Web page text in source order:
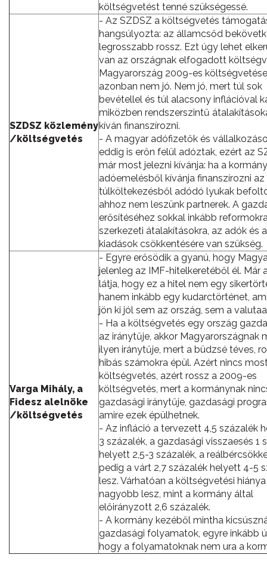
költségvetést tenné szükségessé.
SZDSZ közlemény
/költségvetés
- Az SZDSZ a költségvetés
hangsúlyozta: az államcsőd
legrosszabb rossz. Ezt úgy lehet
van az országnak elfogadott
Magyarország 2009-es költségvetése
azonban nem jó. Nem jó, mert túl sok
bevétellel és túl alacsony inflációval
miközben rendszerszintű
kíván finanszírozni.
- A magyar adófizetők és
eddig is erőn felül adóztak, ezért az
már most jelezni kívánja: ha a kormány
adóemelésből kívánja finanszírozni
túlköltekezésből adódó lyukak
ahhoz nem leszünk partnerek. A
erősítéséhez sokkal inkább
szerkezeti átalakításokra, az adók és
kiadások csökkentésére van szükség.
Varga Mihály, a
Fidesz alelnöke
/költségvetés
- Egyre erősödik a gyanú, hogy
jelenleg az IMF-hitelkeretéből él. Már
látja, hogy ez a hitel nem egy
hanem inkább egy kudarctörténet,
jön ki jól sem az ország, sem a
- Ha a költségvetés egy ország
az iránytűje, akkor Magyarországnak
ilyen iránytűje, mert a büdzsé téves,
hibás számokra épül. Azért nincs
költségvetés, azért rossz a 2009-es
költségvetés, mert a kormánynak
gazdasági iránytűje, gazdasági
amire ezek épülhetnek.
- Az infláció a tervezett 4,5 százalék
3 százalék, a gazdasági visszaesés 1
helyett 2,5-3 százalék, a
pedig a várt 2,7 százalék helyett 4-5
lesz. Várhatóan a költségvetési hiánya
nagyobb lesz, mint a kormány által
előirányzott 2,6 százalék.
- A kormány kezéből mintha
gazdasági folyamatok, egyre inkább
hogy a folyamatoknak nem ura a